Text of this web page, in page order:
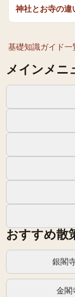
メインメニ
おすすめ散
銀閣
金閣
神社とお寺の違
基礎知識ガイド一